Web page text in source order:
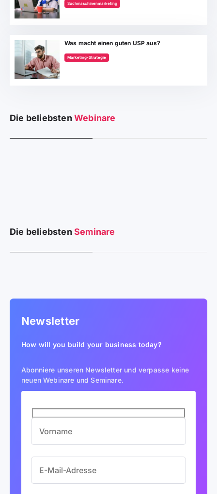
Suchmaschinenmarketing
Was macht einen guten USP aus?
Marketing-Strategie
Die beliebsten Webinare
Die beliebsten Seminare
Newsletter
How will you build your business today?
Abonniere unseren Newsletter und verpasse keine
neuen Webinare und Seminare.